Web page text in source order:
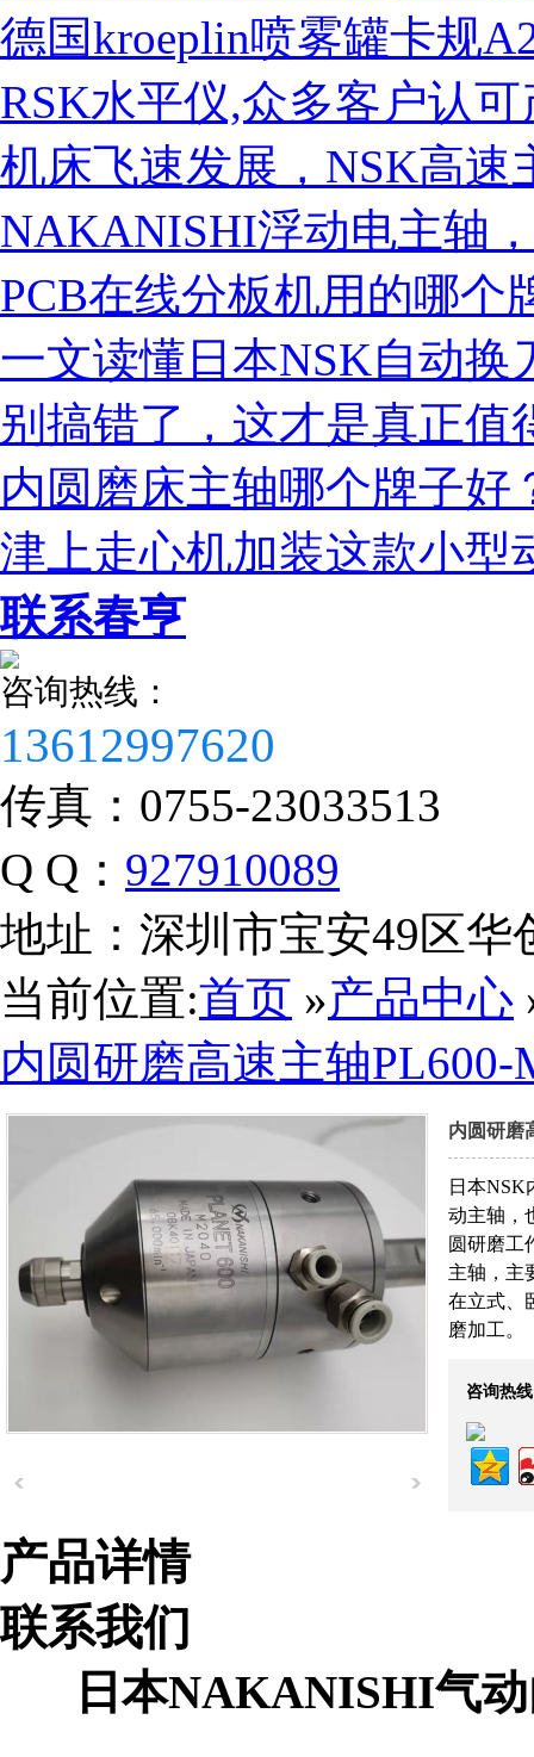
税务登记证
营业执照
组织机构代码证
德国kroeplin喷雾罐卡规
RSK水平仪,众多客户认可
机床飞速发展，NSK高速
NAKANISHI浮动电主轴
PCB在线分板机用的哪个
一文读懂日本NSK自动换
别搞错了，这才是真正值
内圆磨床主轴哪个牌子好
津上走心机加装这款小型
联系春亨
咨询热线：
13612997620
传真： 0755-23033513
Q Q： 927910089
地址： 深圳市宝安49区华
当前位置:首页 »产品中心
内圆研磨高速主轴PL600-
内圆研磨
日本NSK
动主轴，
圆研磨工
主轴，主
在立式、
磨加工。
咨询热
产品详情
联系我们
日本NAKANISHI气